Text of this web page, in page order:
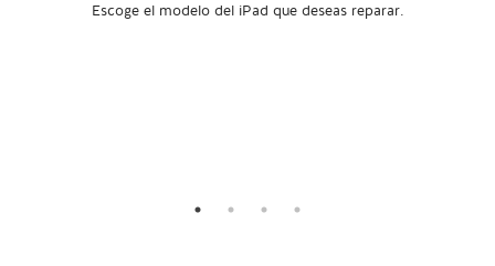
Escoge el modelo del iPad que deseas reparar.